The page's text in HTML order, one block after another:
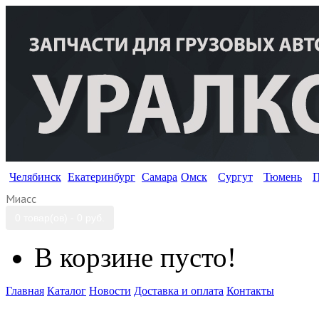
Челябинск Екатеринбург Самара Омск Сургут Тюмень
Миасс
В корзине пусто!
Главная Каталог Новости Доставка и оплата Контакты